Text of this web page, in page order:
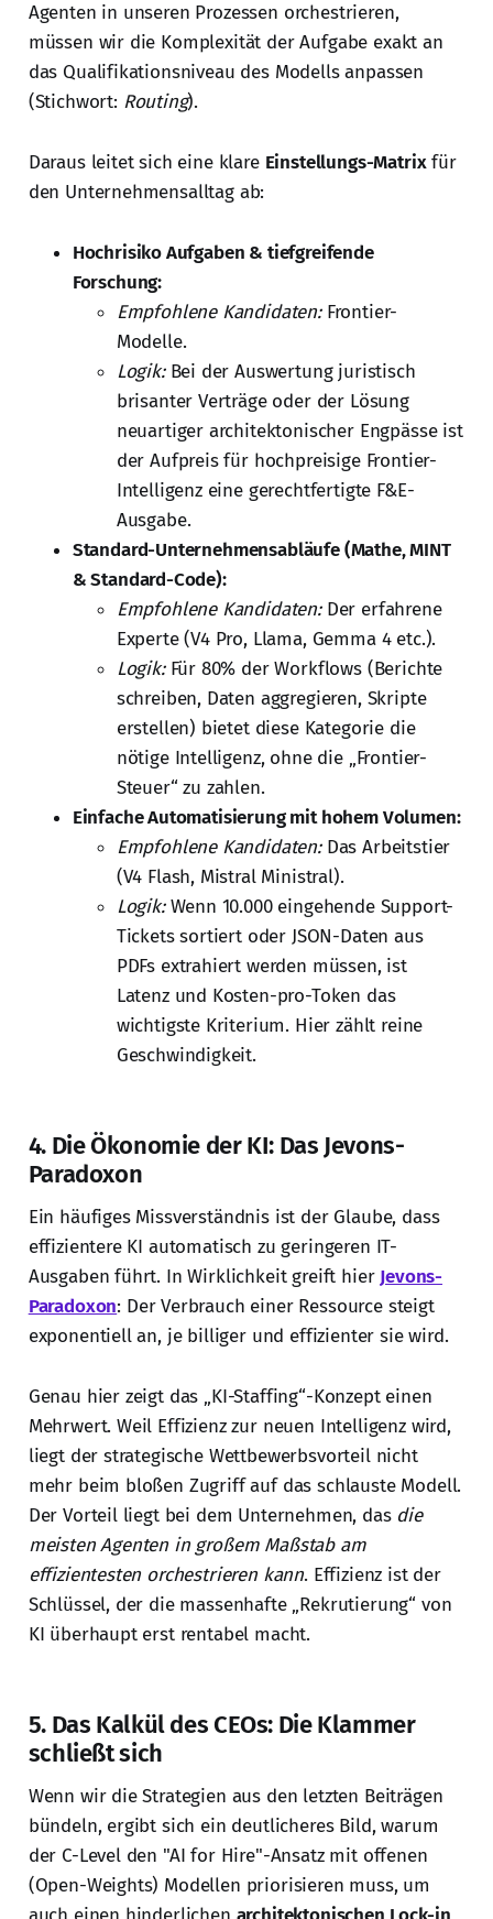
Agenten in unseren Prozessen orchestrieren,
müssen wir die Komplexität der Aufgabe exakt an
das Qualifikationsniveau des Modells anpassen
(Stichwort: Routing).
Daraus leitet sich eine klare Einstellungs-Matrixfür
den Unternehmensalltag ab:
Hochrisiko Aufgaben & tiefgreifende
Forschung:
Empfohlene Kandidaten:Frontier-
Modelle.
Logik:Bei der Auswertung juristisch
brisanter Verträge oder der Lösung
neuartiger architektonischer Engpässe ist
der Aufpreis für hochpreisige Frontier-
Intelligenz eine gerechtfertigte F&E-
Ausgabe.
Standard-Unternehmensabläufe (Mathe, MINT
& Standard-Code):
Empfohlene Kandidaten:Der erfahrene
Experte (V4 Pro, Llama, Gemma 4 etc.).
Logik:Für 80% der Workflows (Berichte
schreiben, Daten aggregieren, Skripte
erstellen) bietet diese Kategorie die
nötige Intelligenz, ohne die „Frontier-
Steuer“ zu zahlen.
Einfache Automatisierung mit hohem Volumen:
Empfohlene Kandidaten:Das Arbeitstier
(V4 Flash, Mistral Ministral).
Logik:Wenn 10.000 eingehende Support-
Tickets sortiert oder JSON-Daten aus
PDFs extrahiert werden müssen, ist
Latenz und Kosten-pro-Token das
wichtigste Kriterium. Hier zählt reine
Geschwindigkeit.
4. Die Ökonomie der KI: Das Jevons-
Paradoxon
Ein häufiges Missverständnis ist der Glaube, dass
effizientere KI automatisch zu geringeren IT-
Ausgaben führt. In Wirklichkeit greift hier Jevons-
Paradoxon: Der Verbrauch einer Ressource steigt
exponentiell an, je billiger und effizienter sie wird.
Genau hier zeigt das „KI-Staffing“-Konzept einen
Mehrwert. Weil Effizienz zur neuen Intelligenz wird,
liegt der strategische Wettbewerbsvorteil nicht
mehr beim bloßen Zugriff auf das schlauste Modell.
Der Vorteil liegt bei dem Unternehmen, das die
meisten Agenten in großem Maßstab am
effizientesten orchestrieren kann. Effizienz ist der
Schlüssel, der die massenhafte „Rekrutierung“ von
KI überhaupt erst rentabel macht.
5. Das Kalkül des CEOs: Die Klammer
schließt sich
Wenn wir die Strategien aus den letzten Beiträgen
bündeln, ergibt sich ein deutlicheres Bild, warum
der C-Level den "AI for Hire"-Ansatz mit offenen
(Open-Weights) Modellen priorisieren muss, um